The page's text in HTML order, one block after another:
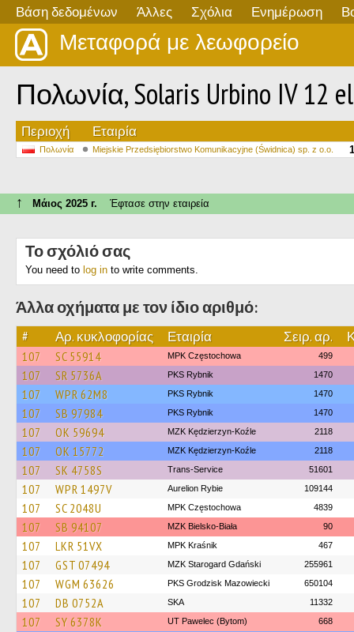
Βάση δεδομένων Άλλες Σχόλια Ενημέρωση
Μεταφορά με λεωφορείο
Πολωνία, Solaris Urbino IV 12
Περιοχή Εταιρία
Πολωνία Miejskie Przedsiębiorstwo Komunikacyjne (Świdnica) sp. z o.o.
↑ Μάιος 2025 г. Έφτασε στην εταιρεία
Το σχόλιό σας
You need to log in to write comments.
Άλλα οχήματα με τον ίδιο αριθμό:
# Αρ. κυκλοφορίας Εταιρία Σειρ. αρ.
107 SC 55914 MPK Częstochowa 499
107 SR 5736A PKS Rybnik 1470
107 WPR 62M8 PKS Rybnik 1470
107 SB 97984 PKS Rybnik 1470
107 OK 59694 MZK Kędzierzyn-Koźle 2118
107 OK 15772 MZK Kędzierzyn-Koźle 2118
107 SK 4758S Trans-Service 51601
107 WPR 1497V Aurelion Rybie 109144
107 SC 2048U MPK Częstochowa 4839
107 SB 94107 MZK Bielsko-Biała 90
107 LKR 51VX MPK Kraśnik 467
107 GST 07494 MZK Starogard Gdański 255961
107 WGM 63626 PKS Grodzisk Mazowiecki 650104
107 DB 0752A SKA 11332
107 SY 6378K UT Pawelec (Bytom) 668